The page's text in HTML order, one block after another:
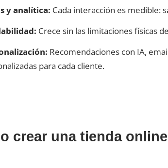
y analítica: Cada interacción es medible:
Crece sin las limitaciones físicas
Recomendaciones con IA,
para cada cliente.
crear una tienda